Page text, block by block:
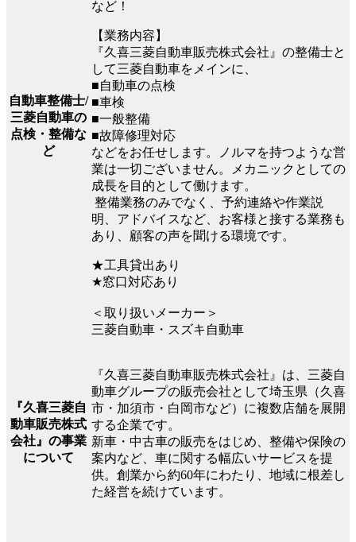
自動車整備士/
三菱自動車の
点検・整備な
ど
など！
【業務内容】
『久喜三菱自動車販売株式会社』の整備士と
して三菱自動車をメインに、
■自動車の点検
■車検
■一般整備
■故障修理対応
などをお任せします。ノルマを持つような営
業は一切ございません。メカニックとしての
成長を目的として働けます。
整備業務のみでなく、予約連絡や作業説
明、アドバイスなど、お客様と接する業務も
あり、顧客の声を聞ける環境です。
★工具貸出あり
★窓口対応あり
＜取り扱いメーカー＞
三菱自動車・スズキ自動車
『久喜三菱自
動車販売株式
会社』の事業
について
『久喜三菱自動車販売株式会社』は、三菱自
動車グループの販売会社として埼玉県（久喜
市・加須市・白岡市など）に複数店舗を展開
する企業です。
新車・中古車の販売をはじめ、整備や保険の
案内など、車に関する幅広いサービスを提
供。創業から約60年にわたり、地域に根差し
た経営を続けています。